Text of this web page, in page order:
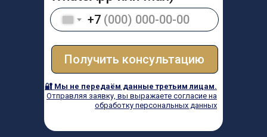
🔐 Мы не передаём данные третьим лицам.
Отправляя заявку, вы выражаете согласие на
обработку персональных данных
+7
Получить консультацию